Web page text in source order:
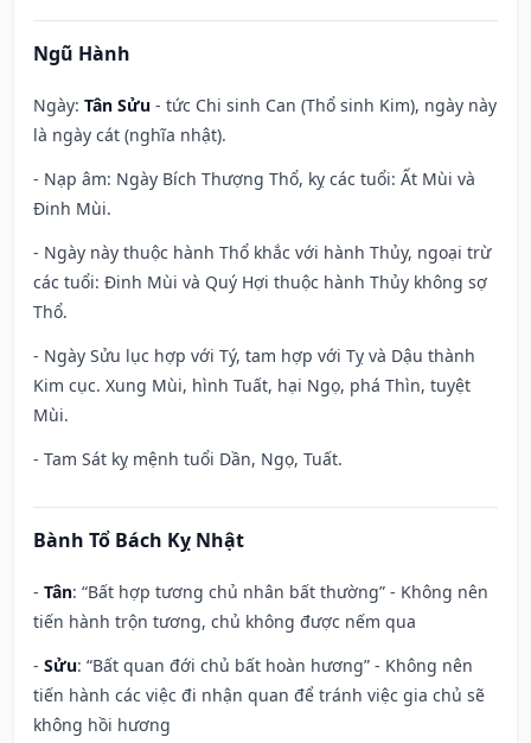
Ngũ Hành
Ngày: Tân Sửu - tức Chi sinh Can (Thổ sinh Kim), ngày này
là ngày cát (nghĩa nhật).
- Nạp âm: Ngày Bích Thượng Thổ, kỵ các tuổi: Ất Mùi và
Đinh Mùi.
- Ngày này thuộc hành Thổ khắc với hành Thủy, ngoại trừ
các tuổi: Đinh Mùi và Quý Hợi thuộc hành Thủy không sợ
Thổ.
- Ngày Sửu lục hợp với Tý, tam hợp với Tỵ và Dậu thành
Kim cục. Xung Mùi, hình Tuất, hại Ngọ, phá Thìn, tuyệt
Mùi.
- Tam Sát kỵ mệnh tuổi Dần, Ngọ, Tuất.
Bành Tổ Bách Kỵ Nhật
- Tân: “Bất hợp tương chủ nhân bất thường” - Không nên
tiến hành trộn tương, chủ không được nếm qua
- Sửu: “Bất quan đới chủ bất hoàn hương” - Không nên
tiến hành các việc đi nhận quan để tránh việc gia chủ sẽ
không hồi hương